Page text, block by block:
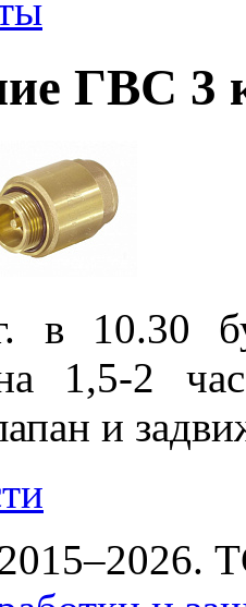
ГВС 3
в 10.30
1,5-2
и